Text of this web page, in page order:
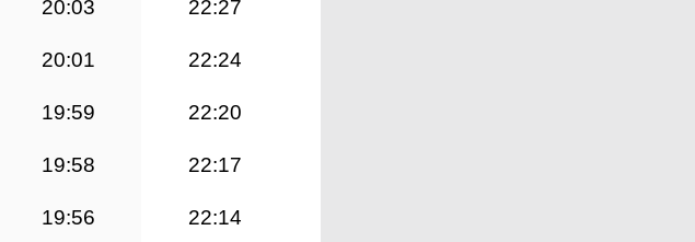
20:03 22:27
20:01 22:24
19:59 22:20
19:58 22:17
19:56 22:14